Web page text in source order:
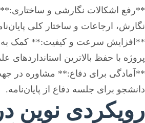
**رفع اشکالات نگارشی و
نگارش، ارجاعات و ساختار کلی
**افزایش سرعت و کیفیت:** کمک به
پروژه با حفظ بالاترین استانداردهای
**آمادگی برای دفاع:** مشاوره در
دانشجو برای جلسه دفاع از پایان‌نامه.
رویکردی نوین